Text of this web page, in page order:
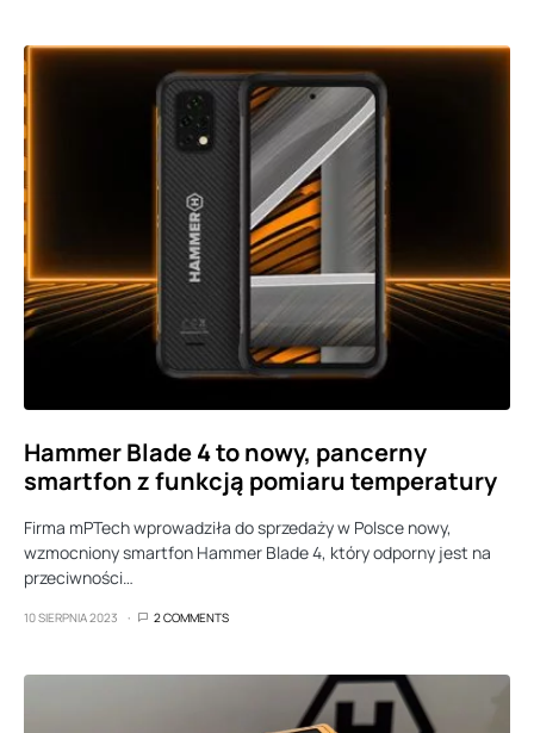
Hammer Blade 4 to nowy, pancerny
smartfon z funkcją pomiaru temperatury
Firma mPTech wprowadziła do sprzedaży w Polsce nowy,
wzmocniony smartfon Hammer Blade 4, który odporny jest na
przeciwności…
10 SIERPNIA 2023 2 COMMENTS